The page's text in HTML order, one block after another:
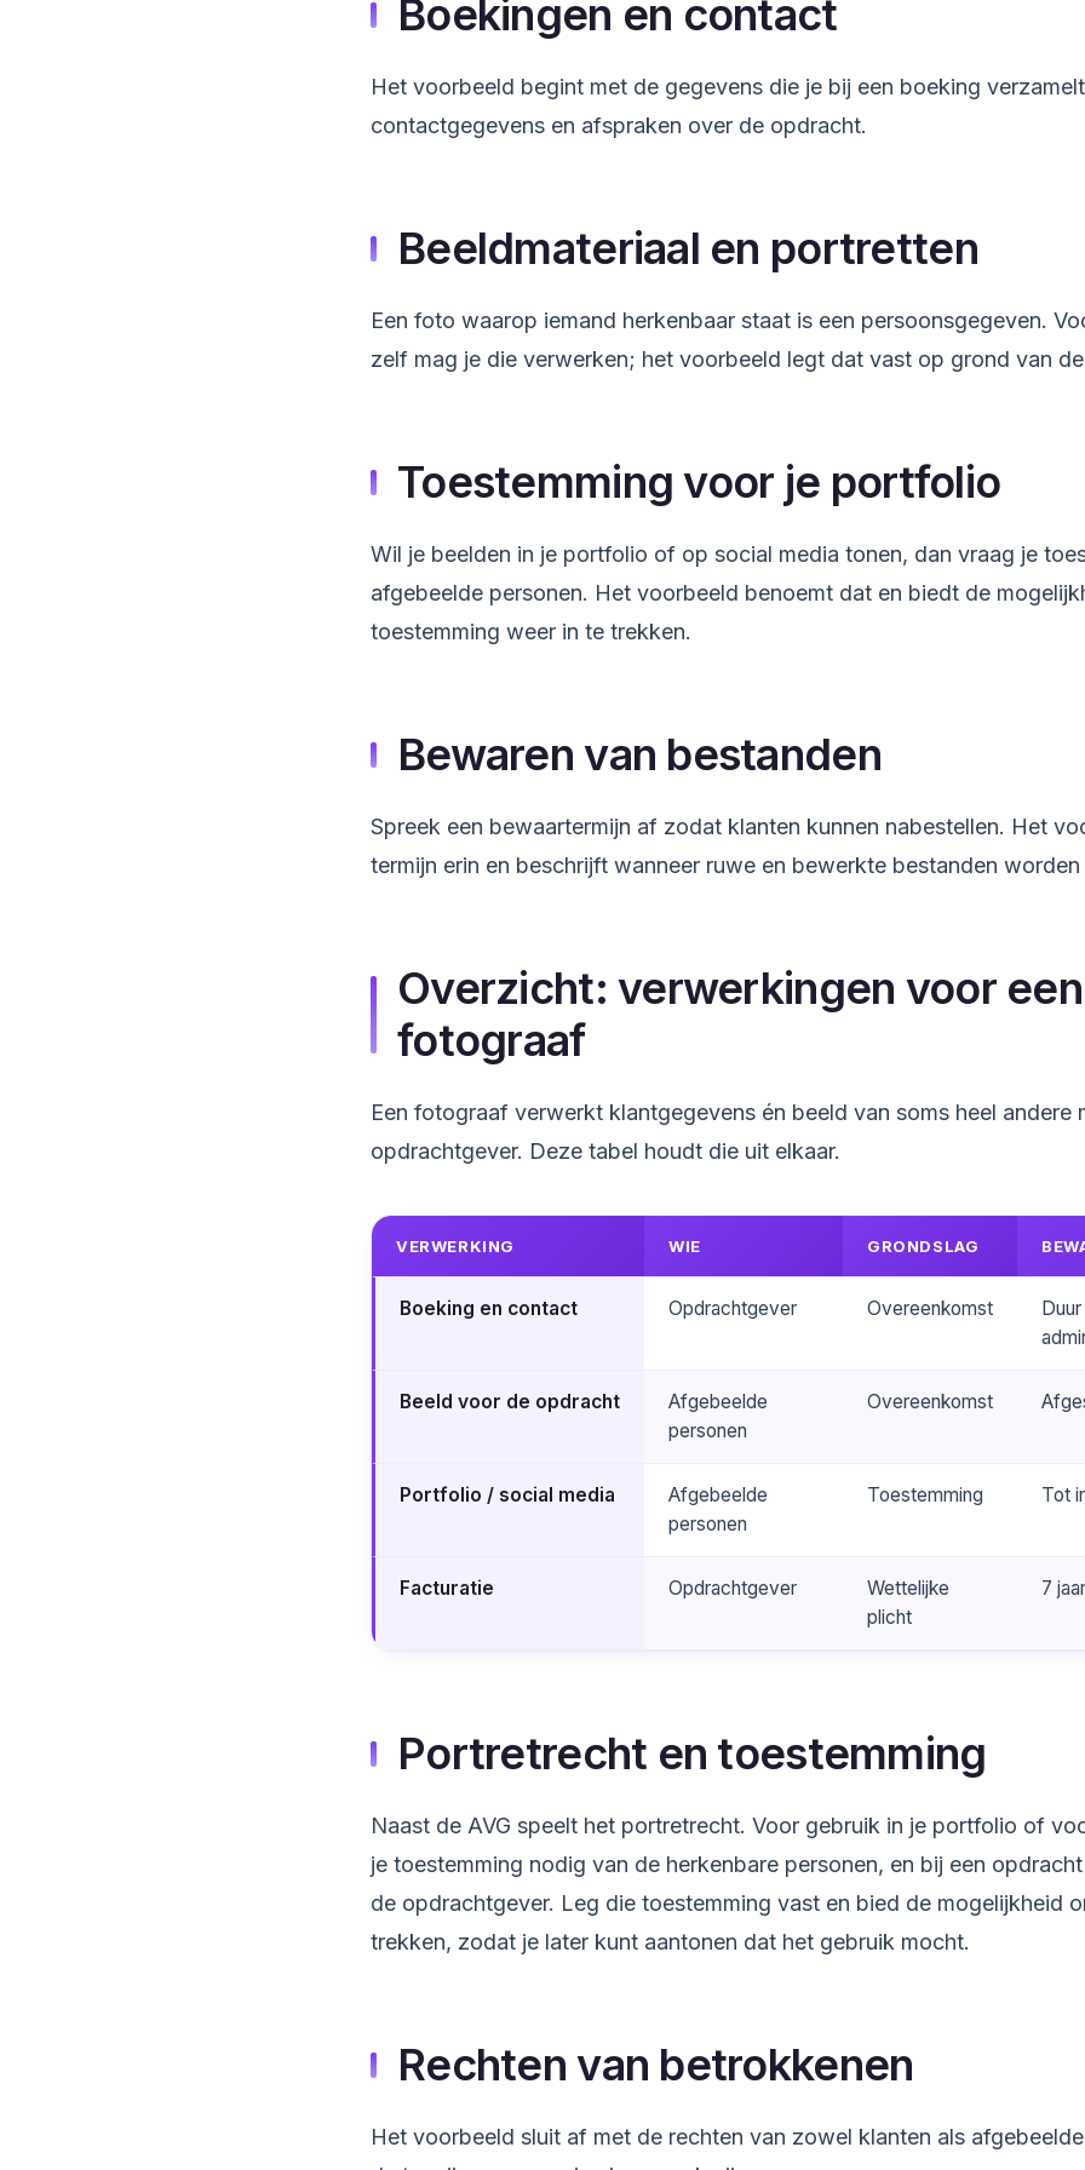
Boekingen en contact
Het voorbeeld begint met de gegevens die je bij een boeking
contactgegevens en afspraken over de opdracht.
Beeldmateriaal en portretten
Een foto waarop iemand herkenbaar staat is een persoonsgegeven.
zelf mag je die verwerken; het voorbeeld legt dat vast op grond van
Toestemming voor je portfolio
Wil je beelden in je portfolio of op social media tonen, dan vraag je
afgebeelde personen. Het voorbeeld benoemt dat en biedt de
toestemming weer in te trekken.
Bewaren van bestanden
Spreek een bewaartermijn af zodat klanten kunnen nabestellen. Het
termijn erin en beschrijft wanneer ruwe en bewerkte bestanden
Overzicht: verwerkingen voor een
fotograaf
Een fotograaf verwerkt klantgegevens én beeld van soms heel andere
opdrachtgever. Deze tabel houdt die uit elkaar.
VERWERKING WIE GRONDSLAG
Boeking en contact Opdrachtgever Overeenkomst
Beeld voor de opdracht
Afgebeelde
personen
Overeenkomst
Portfolio / social media
Afgebeelde
personen
Toestemming Tot
Facturatie Opdrachtgever
Wettelijke
plicht
7 jaar
Portretrecht en toestemming
Naast de AVG speelt het portretrecht. Voor gebruik in je portfolio of
je toestemming nodig van de herkenbare personen, en bij een
de opdrachtgever. Leg die toestemming vast en bied de mogelijkheid
trekken, zodat je later kunt aantonen dat het gebruik mocht.
Rechten van betrokkenen
Het voorbeeld sluit af met de rechten van zowel klanten als